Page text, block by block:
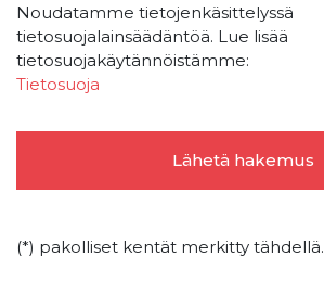
Noudatamme tietojenkäsittelyssä
tietosuojalainsäädäntöä. Lue lisää
tietosuojakäytännöistämme:
Tietosuoja
(*) pakolliset kentät merkitty tähdellä.